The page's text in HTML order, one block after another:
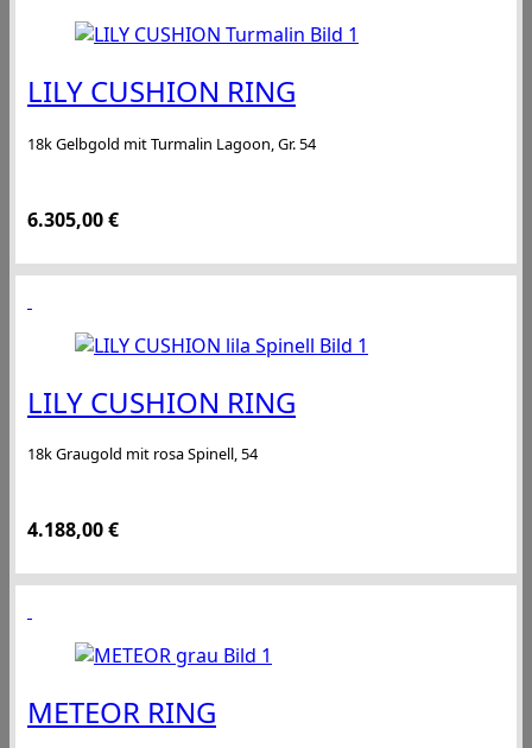
LILY CUSHION RING
18k Gelbgold mit Turmalin Lagoon, Gr. 54
6.305,00€
LILY CUSHION RING
18k Graugold mit rosa Spinell, 54
4.188,00€
METEOR RING